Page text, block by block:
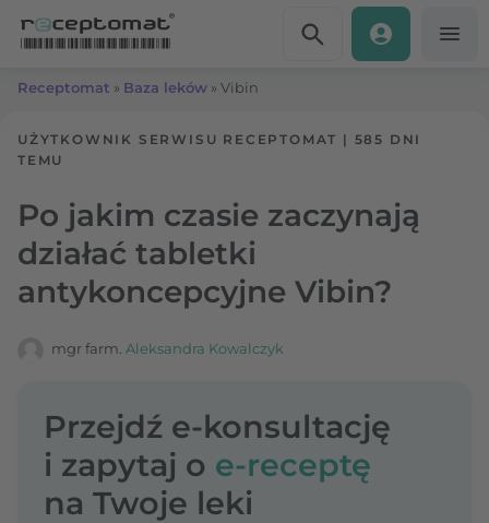
Receptomat » Baza leków » Vibin
UŻYTKOWNIK SERWISU RECEPTOMAT | 585 DNI
TEMU
Po jakim czasie zaczynają
działać tabletki
antykoncepcyjne Vibin?
mgr farm. Aleksandra Kowalczyk
Przejdź e-konsultację
i zapytaj o e-receptę
na Twoje leki